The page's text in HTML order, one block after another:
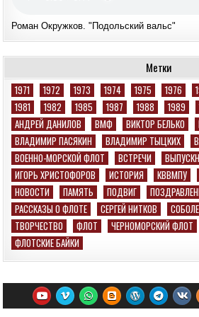
Роман Окружков. "Подольский вальс"
Метки
1971 1972 1973 1974 1975 1976
1981
1982 1985 1987 1988 1989
АНДРЕЙ ДАНИЛОВ
ВМФ ВИКТОР БЕЛЬКО
ВЛАДИМИР ПАСЯКИН
ВЛАДИМИР ТЫЦКИХ
ВОЕННО-МОРСКОЙ ФЛОТ
ВСТРЕЧИ
ИГОРЬ ХРИСТОФОРОВ
ИСТОРИЯ КВВМПУ
НОВОСТИ
ПАМЯТЬ ПОДВИГ
РАССКАЗЫ О ФЛОТЕ
СЕРГЕЙ НИТКОВ
ТВОРЧЕСТВО
ФЛОТ ЧЕРНОМОРСКИЙ ФЛОТ
ФЛОТСКИЕ БАЙКИ